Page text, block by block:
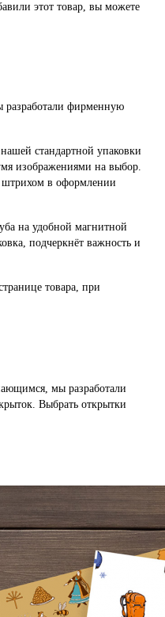
этот товар, вы можете
фирменную
стандартной упаковки
изображениями на выбор.
в оформлении
на удобной магнитной
подчеркнёт важность и
товара, при
мы разработали
Выбрать открытки